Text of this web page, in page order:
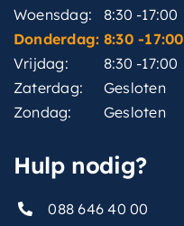
Woensdag:
8:30 -17:00
Donderdag: 8:30 -17:00
Vrijdag:
8:30 -17:00
Zaterdag:
Gesloten
Zondag:
Gesloten
Hulp nodig?
088 646 40 00